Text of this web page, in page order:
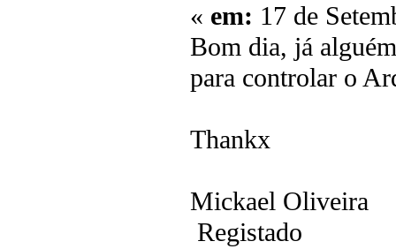
« em: 17 de
Bom dia, já
para controlar o
Thankx
Mickael Oliveira
Registado